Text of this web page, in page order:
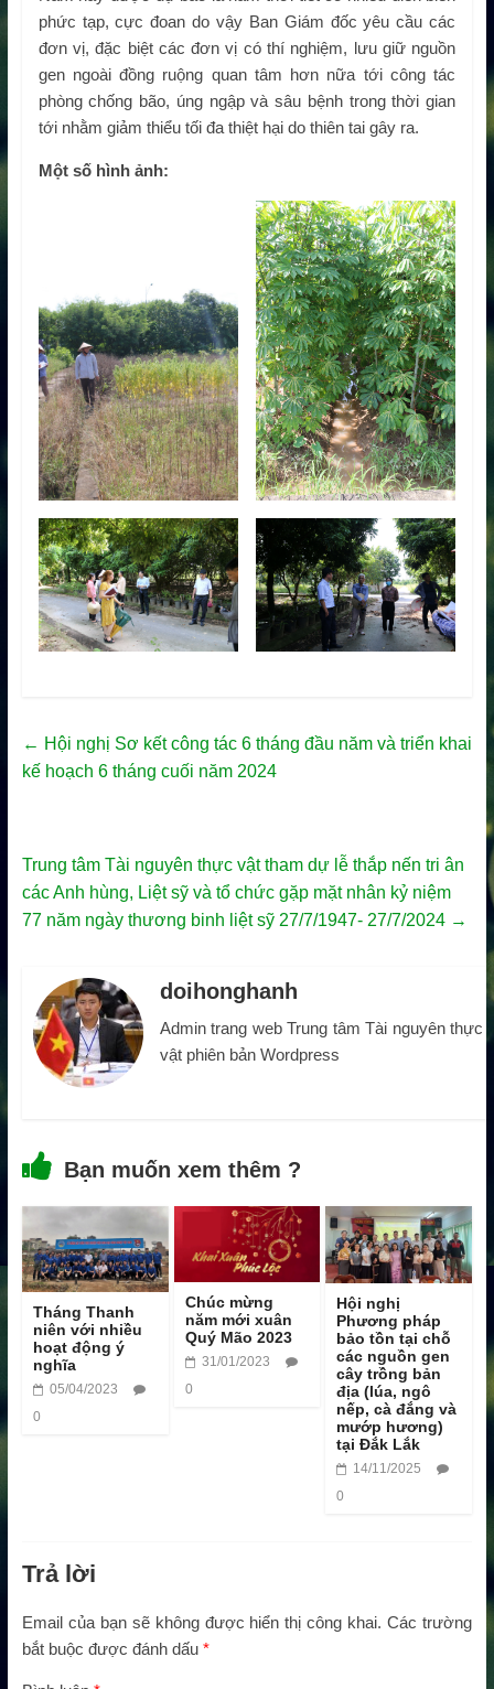
phức tạp, cực đoan do vậy Ban Giám đốc yêu cầu các
đơn vị, đặc biệt các đơn vị có thí nghiệm, lưu giữ nguồn
gen ngoài đồng ruộng quan tâm hơn nữa tới công tác
phòng chống bão, úng ngập và sâu bệnh trong thời gian
tới nhằm giảm thiểu tối đa thiệt hại do thiên tai gây ra.
Một số hình ảnh:
← Hội nghị Sơ kết công tác 6 tháng đầu năm và triển khai
kế hoạch 6 tháng cuối năm 2024
Trung tâm Tài nguyên thực vật tham dự lễ thắp nến tri ân
các Anh hùng, Liệt sỹ và tổ chức gặp mặt nhân kỷ niệm
77 năm ngày thương binh liệt sỹ 27/7/1947- 27/7/2024 →
doihonghanh
Admin trang web Trung tâm Tài nguyên thực
vật phiên bản Wordpress
Bạn muốn xem thêm ?
Tháng Thanh
niên với nhiều
hoạt động ý
nghĩa
05/04/2023
0
Chúc mừng
năm mới xuân
Quý Mão 2023
31/01/2023
0
Hội nghị
Phương pháp
bảo tồn tại chỗ
các nguồn gen
cây trồng bản
địa (lúa, ngô
nếp, cà đắng và
mướp hương)
tại Đắk Lắk
14/11/2025
0
Trả lời
Email của bạn sẽ không được hiển thị công khai. Các trường
bắt buộc được đánh dấu *